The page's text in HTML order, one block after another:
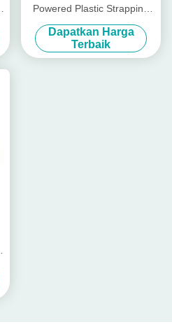
Powered Plastic Strapping
Tool Weld Power Handheld
Strapping Tool
Dapatkan Harga
Terbaik